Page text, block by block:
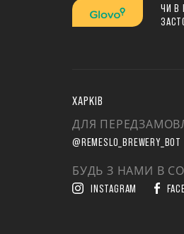
ЧИ В
ХАРКІВ
ДЛЯ
@REMESLO_BREWERY_BOT
БУДЬ З НАМИ В
INSTAGRAM